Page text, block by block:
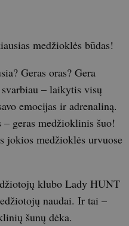
medžioklės būdas!
Geras oras? Gera
– laikytis visų
emocijas ir adrenaliną.
geras medžioklinis šuo!
jokios medžioklės urvuose
klubo Lady HUNT
naudai. Ir tai –
šunų dėka.